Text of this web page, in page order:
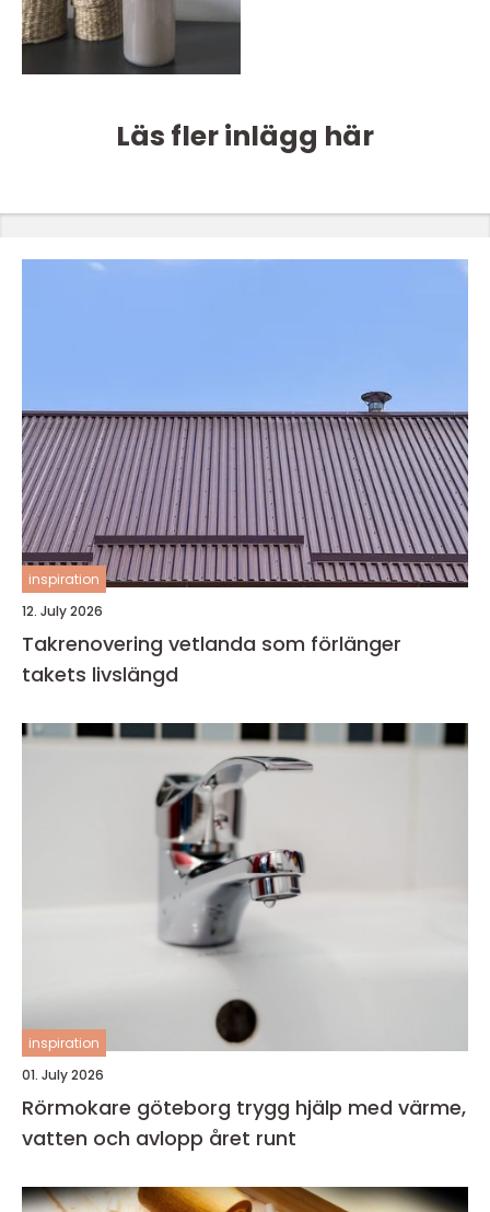
Läs fler inlägg här
inspiration
12. July 2026
Takrenovering vetlanda som förlänger
takets livslängd
inspiration
01. July 2026
Rörmokare göteborg trygg hjälp med värme,
vatten och avlopp året runt